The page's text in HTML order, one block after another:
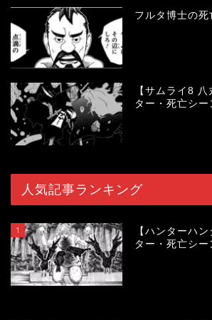
フルタ博士の死
【サムライ8
ター・死亡シー
人気記事ランキング
1
【ハンターハ
ター・死亡シー